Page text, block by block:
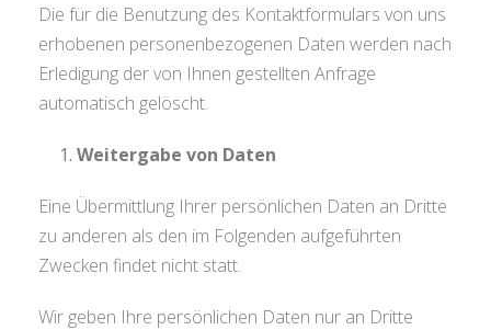
Die für die Benutzung des Kontaktformulars von uns
erhobenen personenbezogenen Daten werden nach
Erledigung der von Ihnen gestellten Anfrage
automatisch gelöscht.
Weitergabe von Daten
Eine Übermittlung Ihrer persönlichen Daten an Dritte
zu anderen als den im Folgenden aufgeführten
Zwecken findet nicht statt.
Wir geben Ihre persönlichen Daten nur an Dritte